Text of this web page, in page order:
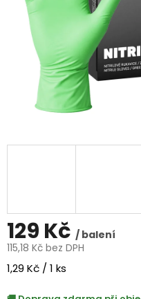
129 Kč / balení
115,18 Kč bez DPH
Měrná
1,29 Kč / 1 ks